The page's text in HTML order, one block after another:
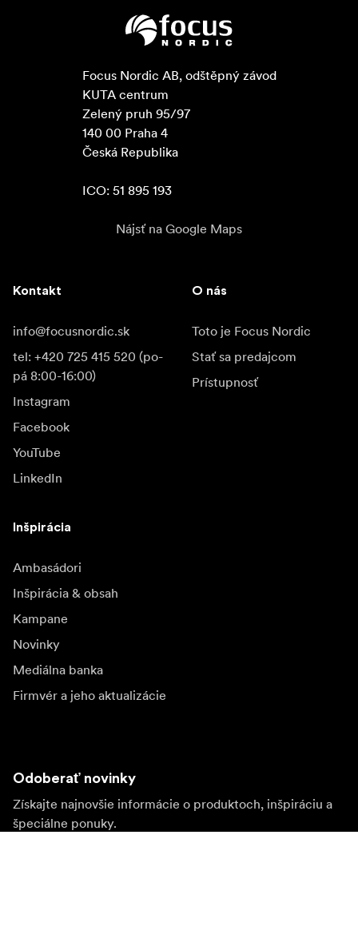
Focus Nordic AB, odštěpný závod
KUTA centrum
Zelený pruh 95/97
140 00 Praha 4
Česká Republika
ICO: 51 895 193
Nájsť na Google Maps
Kontakt
info@focusnordic.sk
tel: +420 725 415 520 (po-
pá 8:00-16:00)
Instagram
Facebook
YouTube
LinkedIn
O nás
Toto je Focus Nordic
Stať sa predajcom
Prístupnosť
Inšpirácia
Ambasádori
Inšpirácia & obsah
Kampane
Novinky
Mediálna banka
Firmvér a jeho aktualizácie
Odoberať novinky
Získajte najnovšie informácie o produktoch, inšpiráciu a
špeciálne ponuky.